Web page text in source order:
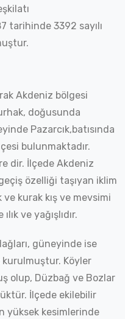
tarihinde 3392 sayılı
Akdeniz bölgesi
doğusunda
Pazarcık,batısında
bulunmaktadır.
dir. İlçede Akdeniz
özelliği taşıyan iklim
kurak kış ve mevsimi
ve yağışlıdır.
güneyinde ise
kurulmuştur. Köyler
olup, Düzbağ ve Bozlar
İlçede ekilebilir
yüksek kesimlerinde